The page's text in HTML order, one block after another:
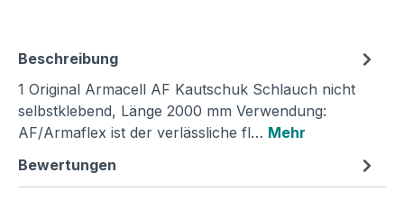
Beschreibung
1 Original Armacell AF Kautschuk Schlauch nicht
selbstklebend, Länge 2000 mm Verwendung:
AF/Armaflex ist der verlässliche fl… Mehr
Bewertungen